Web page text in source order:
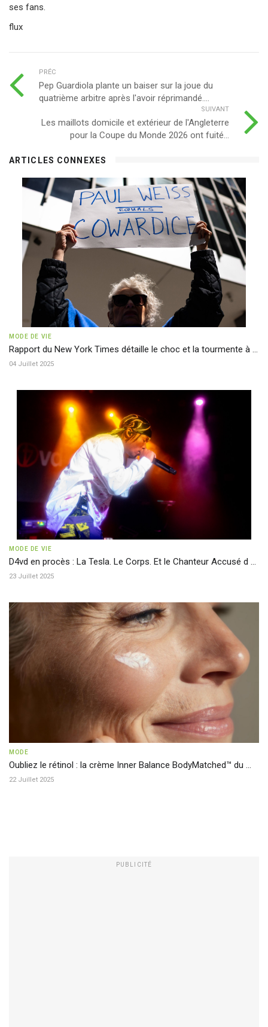
ses fans.
flux
PRÉC
Pep Guardiola plante un baiser sur la joue du
quatrième arbitre après l'avoir réprimandé....
SUIVANT
Les maillots domicile et extérieur de l'Angleterre
pour la Coupe du Monde 2026 ont fuité...
ARTICLES CONNEXES
MODE DE VIE
Rapport du New York Times détaille le choc et la tourmente à ...
04 Juillet 2025
MODE DE VIE
D4vd en procès : La Tesla. Le Corps. Et le Chanteur Accusé d ...
23 Juillet 2025
MODE
Oubliez le rétinol : la crème Inner Balance BodyMatched™ du ...
22 Juillet 2025
PUBLICITÉ